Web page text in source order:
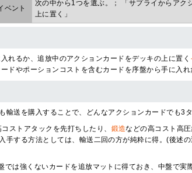
ベント
次の中から1つを選ぶ。； 「サプライからア
上に置く」
れるか、追放中のアクションカードをデッキの上に置く
ドやポーションコストを含むカードを序盤から手に入れ
輸送を購入することで、どんなアクションカードでも3
ストアタックを先打ちしたり、 鍛造などの高コスト高
手する方法としては、輸送二回の方が純粋に得。(後述
では強くないカードを追放マットに得ておき、中盤で実